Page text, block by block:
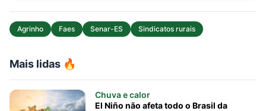
Mais lidas 🔥
Chuva e calor
El Niño não afeta todo o Brasil da
Agrinho Faes Senar-ES Sindicatos rurais